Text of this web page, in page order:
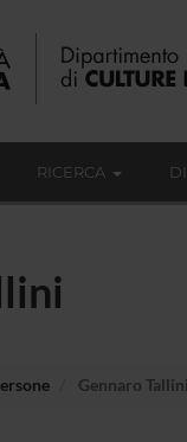
RICERCA
Gennaro Tallini